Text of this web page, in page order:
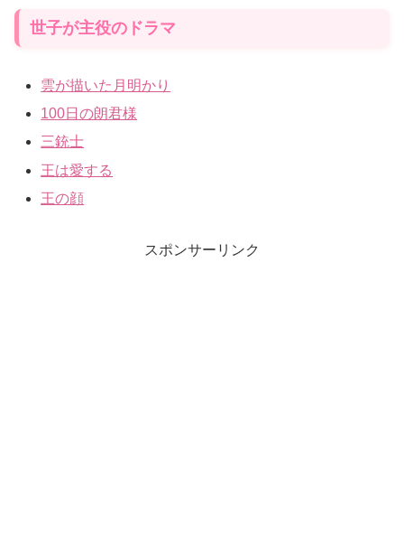
世子が主役のドラマ
雲が描いた月明かり
100日の朗君様
三銃士
王は愛する
王の顔
スポンサーリンク